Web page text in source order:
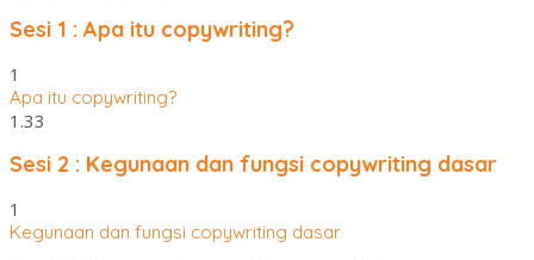
Sesi 1 : Apa itu copywriting?
1
Apa itu copywriting?
1.33
Sesi 2 : Kegunaan dan fungsi copywriting dasar
1
Kegunaan dan fungsi copywriting dasar